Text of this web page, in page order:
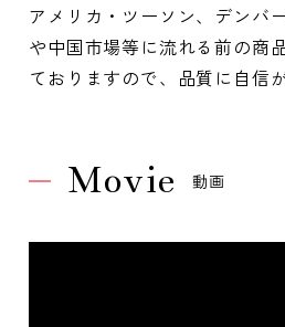
アメリカ・ツーソン、デンバ
や中国市場等に流れる前の商
ておりますので、品質に自信
Movie 動画